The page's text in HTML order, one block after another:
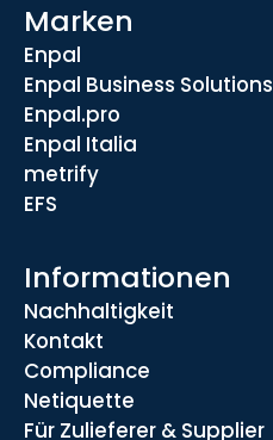
Marken
Enpal
Enpal Business Solutions
Enpal.pro
Enpal Italia
metrify
EFS
Informationen
Nachhaltigkeit
Kontakt
Compliance
Netiquette
Für Zulieferer & Supplier